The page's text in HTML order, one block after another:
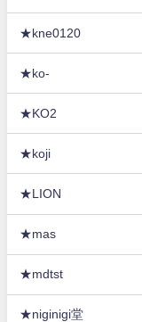
★kne0120
★ko-
★KO2
★koji
★LION
★mas
★mdtst
★niginigi堂